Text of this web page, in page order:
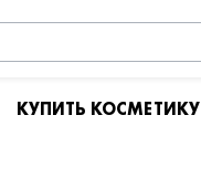
КУПИТЬ КОСМЕТИКУ